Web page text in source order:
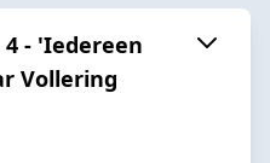
- 'Iedereen
Vollering